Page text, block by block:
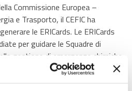
Commissione Europea –
e Trasporto, il CEFIC ha
le ERICards. Le ERICards
per guidare le Squadre di
gestione di emergenze chimiche
intervento per incidenti nel
e ferrovia).